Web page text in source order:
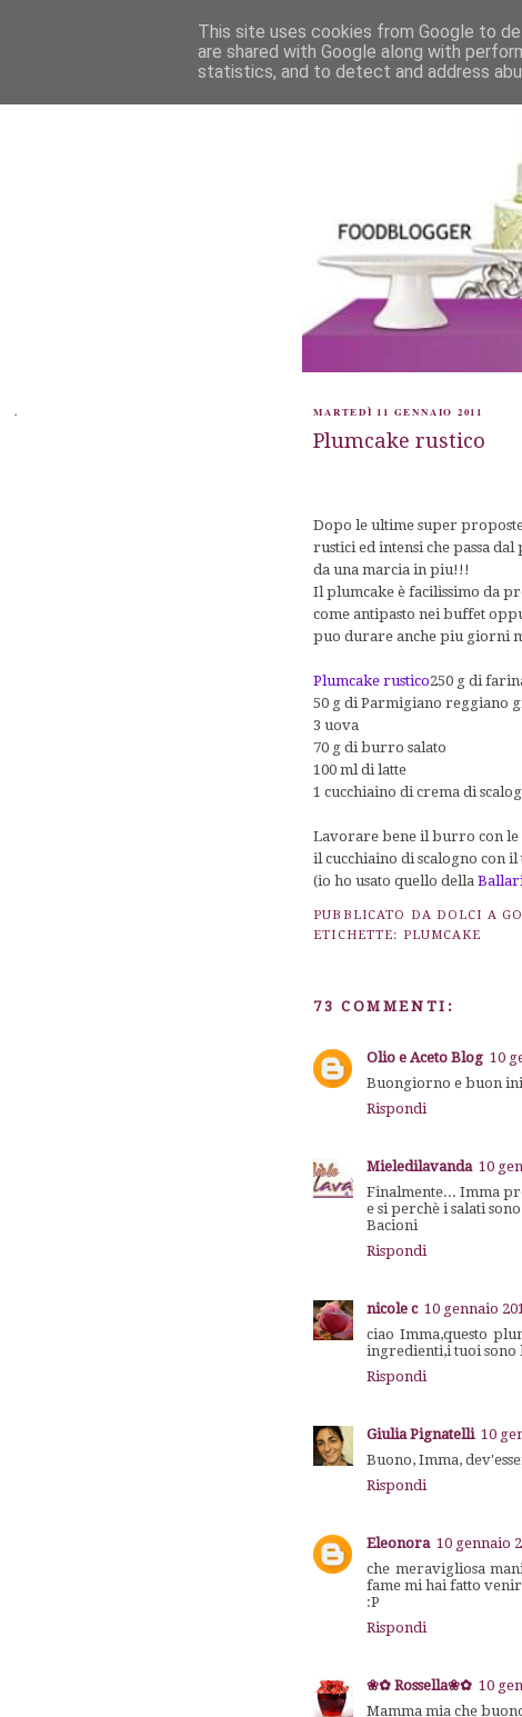
. MARTEDÌ 11 GENNAIO 2011
Plumcake rustico
Dopo le ultime super
rustici ed intensi che passa
da una marcia in piu!!!
Il plumcake è facilissimo da
come antipasto nei buffet
puo durare anche piu giorni
Plumcake rustico250 g di
50 g di Parmigiano reggiano
3 uova
70 g di burro salato
100 ml di latte
1 cucchiaino di crema di
Lavorare bene il burro con
il cucchiaino di scalogno con
(io ho usato quello della
PUBBLICATO DA DOLCI A
ETICHETTE: PLUMCAKE
73 COMMENTI:
Olio e Aceto Blog 10
Buongiorno e buon
Rispondi
Mieledilavanda 10
Finalmente... Imma
e si perchè i salati
Bacioni
Rispondi
nicole c 10 gennaio
ciao Imma,questo
ingredienti,i tuoi sono
Rispondi
Giulia Pignatelli 10
Buono, Imma,
Rispondi
Eleonora 10 gennaio
che meravigliosa
fame mi hai fatto
:P
Rispondi
❀✿ Rossella❀✿ 10
Mamma mia che
This site uses cookies from Google to
are shared with Google along with
statistics, and to detect and address